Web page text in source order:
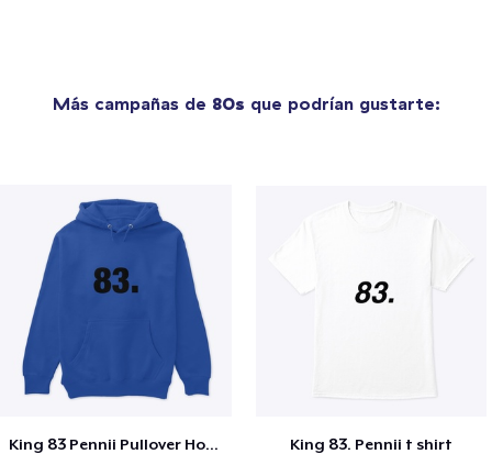
Más campañas de 80s que podrían gustarte:
King 83 Pennii Pullover Hoodie King 83. Pennii t shirt